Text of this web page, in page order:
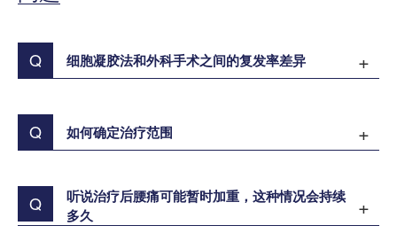
Q 细胞凝胶法和外科手术之间的复发率差异
Q 如何确定治疗范围
Q
听说治疗后腰痛可能暂时加重，这种情况会持续
多久